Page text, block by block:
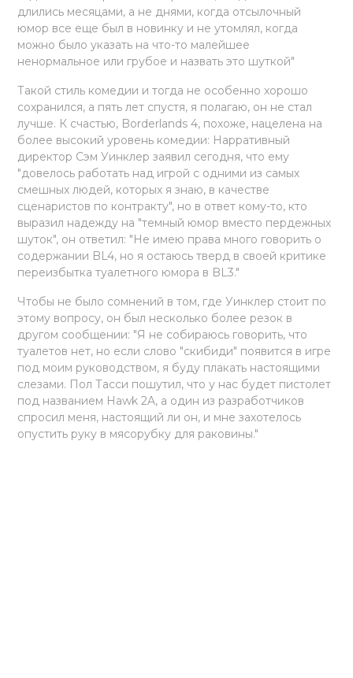
длились месяцами, а не днями, когда отсылочный
юмор все еще был в новинку и не утомлял, когда
можно было указать на что-то малейшее
ненормальное или грубое и назвать это шуткой"
Такой стиль комедии и тогда не особенно хорошо
сохранился, а пять лет спустя, я полагаю, он не стал
лучше. К счастью, Borderlands 4, похоже, нацелена на
более высокий уровень комедии: Нарративный
директор Сэм Уинклер заявил сегодня, что ему
"довелось работать над игрой с одними из самых
смешных людей, которых я знаю, в качестве
сценаристов по контракту", но в ответ кому-то, кто
выразил надежду на "темный юмор вместо пердежных
шуток", он ответил: "Не имею права много говорить о
содержании BL4, но я остаюсь тверд в своей критике
переизбытка туалетного юмора в BL3."
Чтобы не было сомнений в том, где Уинклер стоит по
этому вопросу, он был несколько более резок в
другом сообщении: "Я не собираюсь говорить, что
туалетов нет, но если слово "скибиди" появится в игре
под моим руководством, я буду плакать настоящими
слезами. Пол Тасси пошутил, что у нас будет пистолет
под названием Hawk 2A, а один из разработчиков
спросил меня, настоящий ли он, и мне захотелось
опустить руку в мясорубку для раковины."